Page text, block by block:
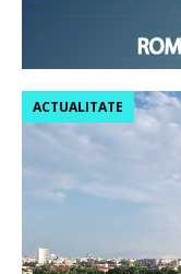
ACTUALITATE